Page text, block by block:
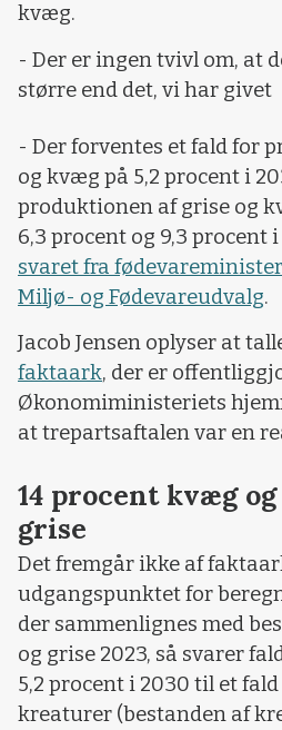
kvæg.
- Der er ingen tvivl om, at
større end det, vi har givet
- Der forventes et fald for
og kvæg på 5,2 procent i
produktionen af grise og
6,3 procent og 9,3 procent
svaret fra
Miljø- og Fødevareudvalg.
Jacob Jensen oplyser at
faktaark, der er
Økonomiministeriets
at trepartsaftalen var en
14 procent kvæg og
grise
Det fremgår ikke af
udgangspunktet for
der sammenlignes med
og grise 2023, så svarer
5,2 procent i 2030 til et
kreaturer (bestanden af